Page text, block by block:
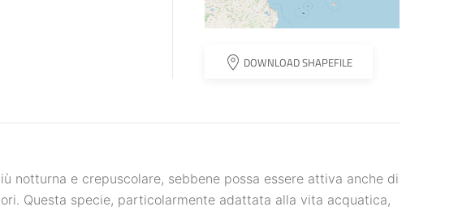
DOWNLOAD SHAPEFILE
notturna e crepuscolare, sebbene possa essere attiva anche di
Questa specie, particolarmente adattata alla vita acquatica,